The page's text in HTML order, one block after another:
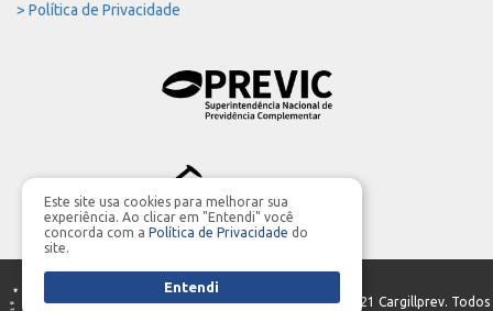
> Política de Privacidade
PRODUÇÃO GERAL | Parceria:MIDIASIM- ©2021 Cargillprev. Todos
Este site usa cookies para melhorar sua
experiência. Ao clicar em "Entendi" você
concorda com a Política de Privacidade do
site.
Entendi